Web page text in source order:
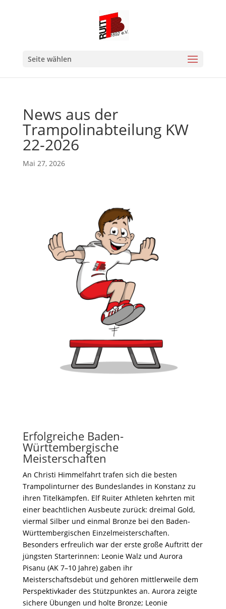
Seite wählen
News aus der
Trampolinabteilung KW
22-2026
Mai 27, 2026
Erfolgreiche Baden-
Württembergische
Meisterschaften
An Christi Himmelfahrt trafen sich die besten
Trampolinturner des Bundeslandes in Konstanz zu
ihren Titelkämpfen. Elf Ruiter Athleten kehrten mit
einer beachtlichen Ausbeute zurück: dreimal Gold,
viermal Silber und einmal Bronze bei den Baden-
Württembergischen Einzelmeisterschaften.
Besonders erfreulich war der erste große Auftritt der
jüngsten Starterinnen: Leonie Walz und Aurora
Pisanu (AK 7–10 Jahre) gaben ihr
Meisterschaftsdebüt und gehören mittlerweile dem
Perspektivkader des Stützpunktes an. Aurora zeigte
sichere Übungen und holte Bronze; Leonie